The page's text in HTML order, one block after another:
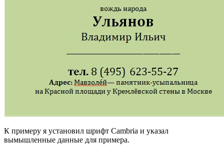
К примеру я установил шрифт Cambria и указал
вымышленные данные для примера.